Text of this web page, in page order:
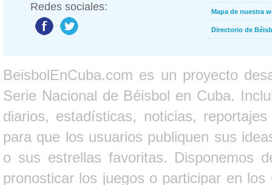
Redes sociales: Mapa de nuestra
Directorio de
BeisbolEnCuba.com es un proyecto
Serie Nacional de Béisbol en Cuba.
diarios, estadísticas, noticias,
para que los usuarios publiquen sus
o sus estrellas favoritas. Disponemos
pronosticar los juegos o participar en